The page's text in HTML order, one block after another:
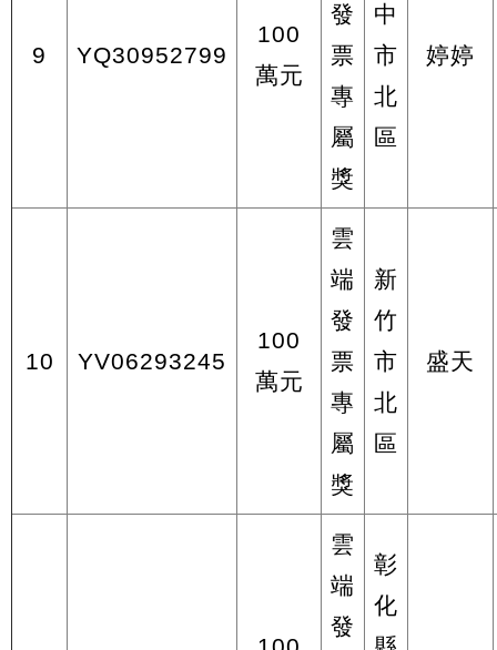
9 YQ30952799
100
萬元
發
票
專
屬
獎
中
市
北
區
婷婷
10 YV06293245
100
萬元
雲
端
發
票
專
屬
獎
新
竹
市
北
區
盛天
雲
端
發
彰
化